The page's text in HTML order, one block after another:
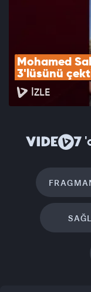
Mohamed
3'lüsünü
İZLE